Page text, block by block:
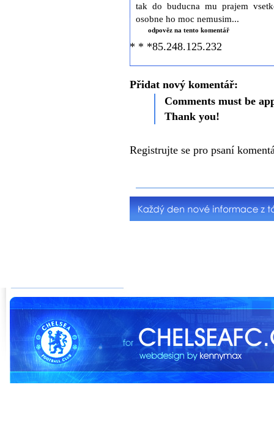
tak do buducna mu prajem
osobne ho moc nemusim...
odpověz na tento komentář
* * *85.248.125.232
Přidat nový komentář:
Comments must be
Thank you!
Registrujte se pro psaní